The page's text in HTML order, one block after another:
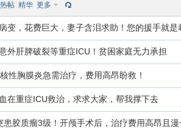
热帖 精华 更多
变，花费巨大，妻子含泪求助！您的援手就是
外肝脾破裂等重症ICU！贫困家庭无力承担
性胸膜炎急需治疗，费用高昂盼救！
在重症ICU救治，求求大家，帮我撑下去
患胶质瘤3级！开颅手术后，治疗费用高昂且